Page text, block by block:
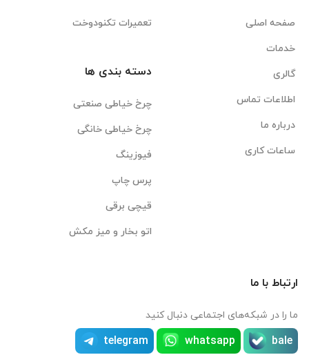
صفحه اصلی
خدمات
گالری
اطلاعات تماس
درباره ما
ساعات کاری
تعمیرات تکنودوخت
دسته بندی ها
چرخ خیاطی صنعتی
چرخ خیاطی خانگی
فیوزینگ
پرس چاپ
قیچی برقی
اتو بخار و میز مکش
ارتباط با ما
ما را در شبکه‌های اجتماعی دنبال کنید
bale
whatsapp
telegram